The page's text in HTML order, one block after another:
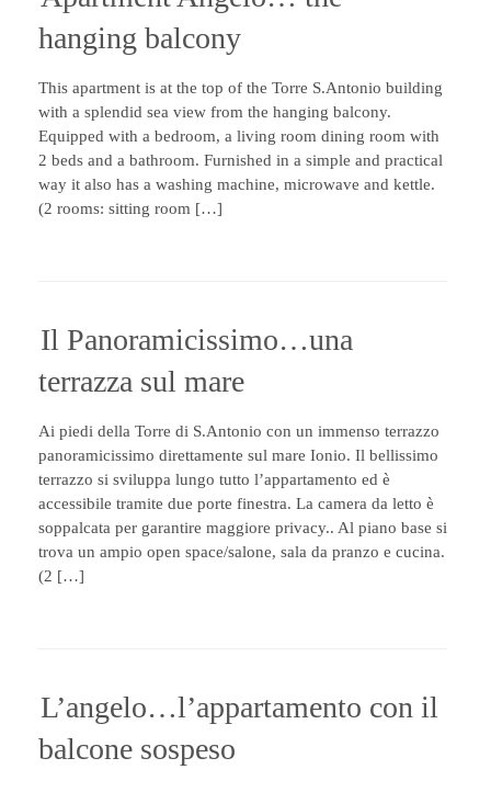
hanging balcony
This apartment is at the top of the Torre S.Antonio building
with a splendid sea view from the hanging balcony.
Equipped with a bedroom, a living room dining room with
2 beds and a bathroom. Furnished in a simple and practical
way it also has a washing machine, microwave and kettle.
(2 rooms: sitting room […]
Il Panoramicissimo…una
terrazza sul mare
Ai piedi della Torre di S.Antonio con un immenso terrazzo
panoramicissimo direttamente sul mare Ionio. Il bellissimo
terrazzo si sviluppa lungo tutto l’appartamento ed è
accessibile tramite due porte finestra. La camera da letto è
soppalcata per garantire maggiore privacy.. Al piano base si
trova un ampio open space/salone, sala da pranzo e cucina.
(2 […]
L’angelo…l’appartamento con il
balcone sospeso